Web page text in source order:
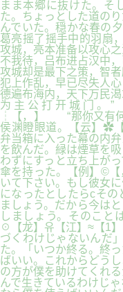
まま本郷に抜けた。そ
た。ちょっとした道の
んでいた。穏かな春の
葛亮摇了摇手中的羽扇
攻城，亮本准备以攻心
不我待，吕布进占汉中
攻城却是最下之策，智
犯上作乱，早已尽失人
德遍布海内，天下万民
为主公打开城门。
┆【，】 “那你又有何
侯渊瞪眼道。【云】✿
弁当箱に入った幕の内
を飲んだ。緑は煙草を
わずにすっと立ち上が
傘を持った。【例】©
いて下さい。もし彼女
になったとしたらcその
ましょう。だから今は
しましょう。そのこと
☉【龙】유【江】≈【1
づくわけじゃないんだ
た。「いつか終る。終
ばいい。これからどう
の方が僕を助けてくれ
んで生きているわけじ